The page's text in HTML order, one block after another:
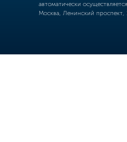
автоматически
Москва, Ленинский проспект,